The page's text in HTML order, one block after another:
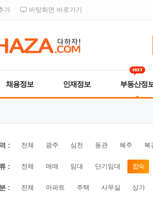
가 바탕화면 바로가기
채용정보 인재정보 부동산정
: 전체 광주 심천 동관 혜주 북
: 전체 매매 임대 단기임대 합숙
: 전체 아파트 주택 사무실 상가